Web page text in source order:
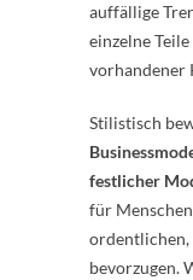
auffällige
einzelne
vorhandener
Stilistisch
festlicher
für
ordentlichen,
bevorzugen.